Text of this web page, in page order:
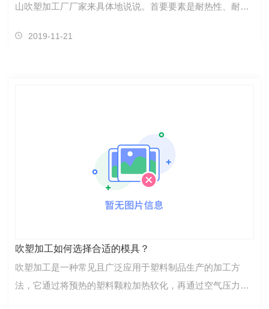
山吹塑加工厂厂家来具体地说说。首要要素是耐热性、耐光
定性是指在加工温度下颜料热失重、变色、褪色的程……
2019-11-21
吹塑加工如何选择合适的模具？
吹塑加工是一种常见且广泛应用于塑料制品生产的加工方
法，它通过将预热的塑料颗粒加热软化，再通过空气压力吹